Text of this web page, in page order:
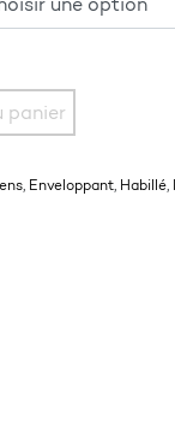
panier
, Enveloppant, Habillé,